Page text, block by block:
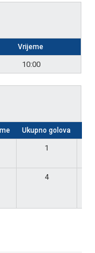
Vrijeme
10:00
Ukupno golova
1
4